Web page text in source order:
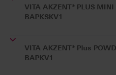
VITA AKZENT® PLUS MINI
BAPKSKV1
VITA AKZENT® Plus
BAPKV1